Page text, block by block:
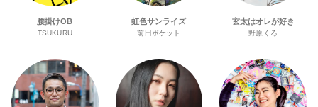
腰掛けOB
TSUKURU
虹色サンライズ
前田ポケット
玄太はオレが好き
野原くろ